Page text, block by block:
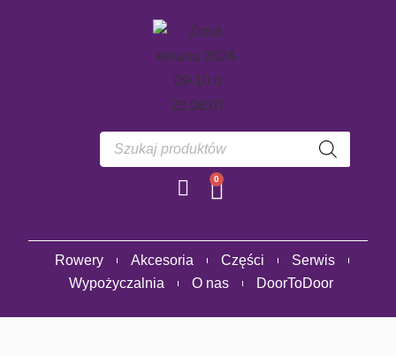
0
Rowery Akcesoria Części
Serwis
Wypożyczalnia
O nas DoorToDoor